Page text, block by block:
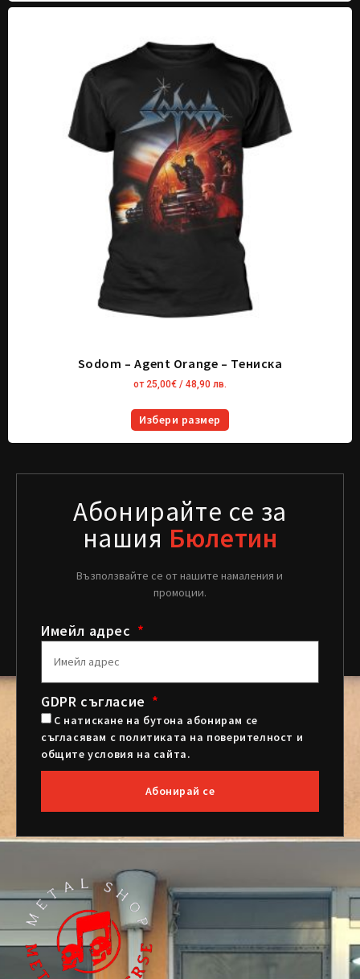
Sodom – Agent Orange – Тениска
от 25,00€ / 48,90 лв.
Избери размер
Абонирайте се за
нашия Бюлетин
Възползвайте се от нашите намаления и
промоции.
Имейл адрес
GDPR съгласие
С натискане на бутона абонирам се
съгласявам с политиката на поверителност и
общите условия на сайта.
Абонирай се